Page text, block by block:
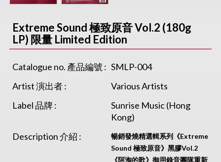
Extreme Sound 極致原音 Vol.2 (180g
LP) 限量 Limited Edition
Catalogue no. 產品編號 : SMLP-004
Artist 演出者 :
Various Artists
Label 品牌 :
Sunrise Music (Hong
Kong)
Description 介紹 :
暢銷發燒精選輯系列《Extreme
Sound 極致原音》黑膠Vol.2
《阿淘的歌》御用錄音團隊重新